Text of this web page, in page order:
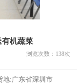
有机蔬菜
浏览次数： 138次
地:广东省深圳市